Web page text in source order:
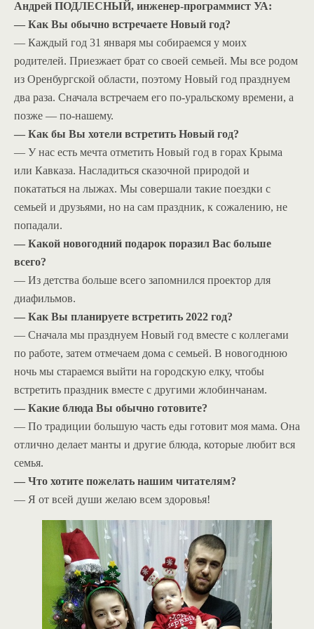
Андрей ПОДЛЕСНЫЙ, инженер-программист УА:
— Как Вы обычно встречаете Новый год?
— Каждый год 31 января мы собираемся у моих
родителей. Приезжает брат со своей семьей. Мы все родом
из Оренбургской области, поэтому Новый год празднуем
два раза. Сначала встречаем его по-уральскому времени, а
позже — по-нашему.
— Как бы Вы хотели встретить Новый год?
— У нас есть мечта отметить Новый год в горах Крыма
или Кавказа. Насладиться сказочной природой и
покататься на лыжах. Мы совершали такие поездки с
семьей и друзьями, но на сам праздник, к сожалению, не
попадали.
— Какой новогодний подарок поразил Вас больше
всего?
— Из детства больше всего запомнился проектор для
диафильмов.
— Как Вы планируете встретить 2022 год?
— Сначала мы празднуем Новый год вместе с коллегами
по работе, затем отмечаем дома с семьей. В новогоднюю
ночь мы стараемся выйти на городскую елку, чтобы
встретить праздник вместе с другими жлобинчанам.
— Какие блюда Вы обычно готовите?
— По традиции большую часть еды готовит моя мама. Она
отлично делает манты и другие блюда, которые любит вся
семья.
— Что хотите пожелать нашим читателям?
— Я от всей души желаю всем здоровья!